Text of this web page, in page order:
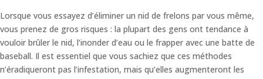
Lorsque vous essayez d’éliminer un nid de frelons par vous même,
vous prenez de gros risques : la plupart des gens ont tendance à
vouloir brûler le nid, l’inonder d’eau ou le frapper avec une batte de
baseball. Il est essentiel que vous sachiez que ces méthodes
n’éradiqueront pas l’infestation, mais qu’elles augmenteront les